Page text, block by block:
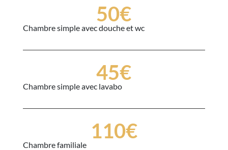
50€
Chambre simple avec douche et wc
45€
Chambre simple avec lavabo
110€
Chambre familiale